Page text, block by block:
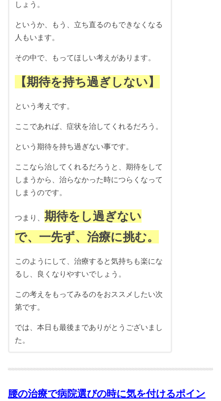
しょう。
というか、もう、立ち直るのもできなくなる
人もいます。
その中で、もってほしい考えがあります。
【期待を持ち過ぎしない】
という考えです。
ここであれば、症状を治してくれるだろう。
という期待を持ち過ぎない事です。
ここなら治してくれるだろうと、期待をして
しまうから、治らなかった時につらくなって
しまうのです。
つまり、 期待をし過ぎない
で、一先ず、治療に挑む。
このようにして、治療すると気持ちも楽にな
るし、良くなりやすいでしょう。
この考えをもってみるのをおススメしたい次
第です。
では、本日も最後までありがとうございまし
た。
腰の治療で病院選びの時に気を付けるポイン